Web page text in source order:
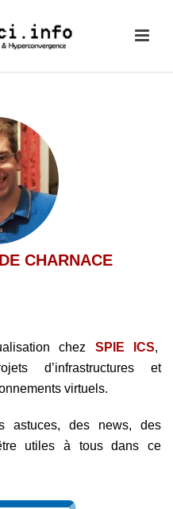
CHARNACE
chez SPIE ICS,
d’infrastructures et
virtuels.
astuces, des news, des
utiles à tous dans ce